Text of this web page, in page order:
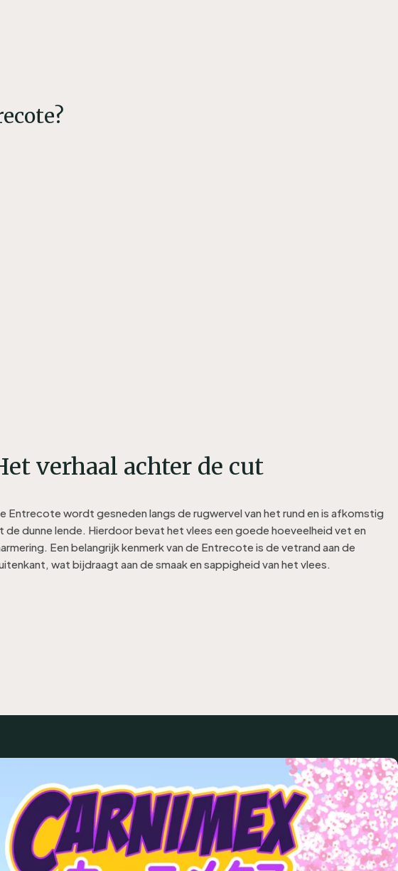
verhaal achter de cut
Entrecote wordt gesneden langs de rugwervel van het rund en is afkomstig
de dunne lende. Hierdoor bevat het vlees een goede hoeveelheid vet en
Een belangrijk kenmerk van de Entrecote is de vetrand aan de
wat bijdraagt aan de smaak en sappigheid van het vlees.